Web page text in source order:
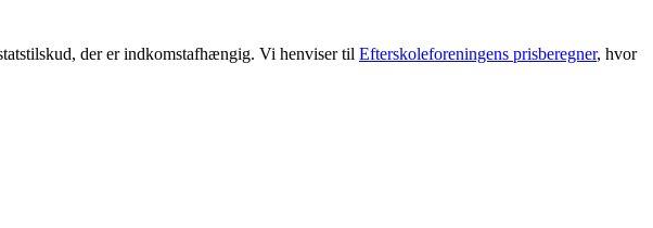
der er indkomstafhængig. Vi henviser til Efterskoleforeningens prisberegner, hvor